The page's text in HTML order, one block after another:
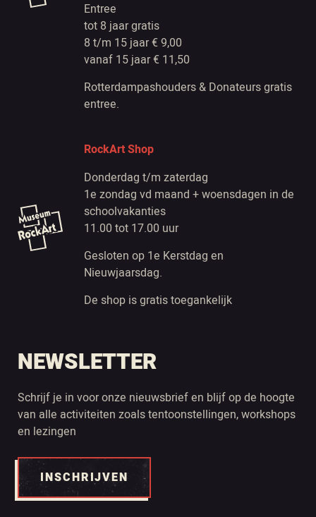
Entree
tot 8 jaar gratis
8 t/m 15 jaar € 9,00
vanaf 15 jaar € 11,50
Rotterdampashouders & Donateurs gratis
entree.
RockArt Shop
Donderdag t/m zaterdag
1e zondag vd maand + woensdagen in de
schoolvakanties
11.00 tot 17.00 uur
Gesloten op 1e Kerstdag en
Nieuwjaarsdag.
De shop is gratis toegankelijk
NEWSLETTER
Schrijf je in voor onze nieuwsbrief en blijf op de hoogte
van alle activiteiten zoals tentoonstellingen, workshops
en lezingen
INSCHRIJVEN